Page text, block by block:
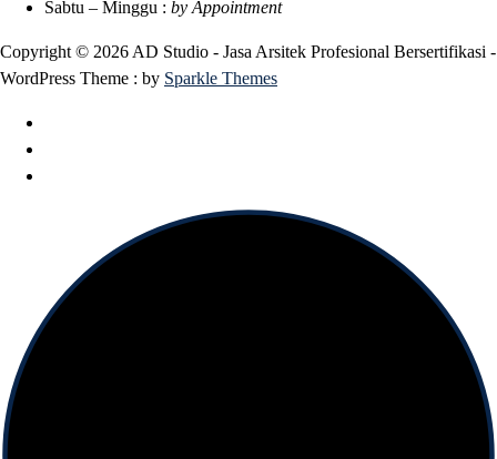
Sabtu – Minggu : by Appointment
Copyright © 2026 AD Studio - Jasa Arsitek Profesional Bersertifikasi -
WordPress Theme : by Sparkle Themes